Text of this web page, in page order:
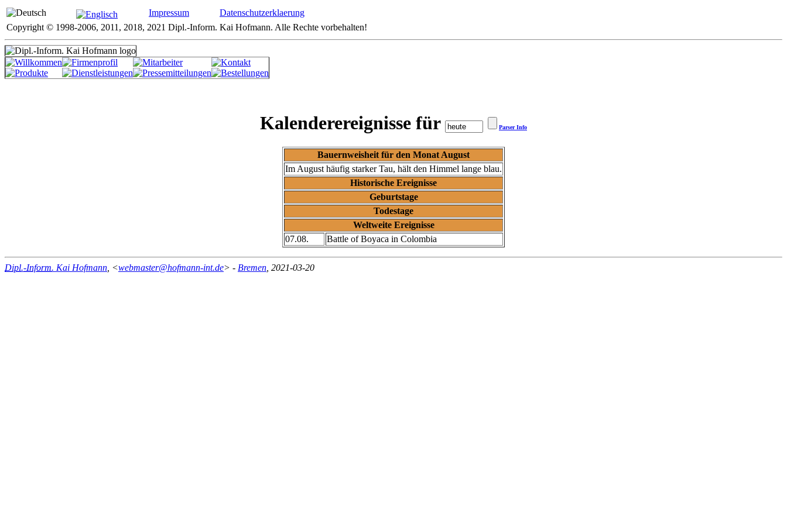
Impressum
Datenschutzerklaerung
Copyright © 1998-2006, 2011, 2018, 2021 Dipl.-Inform. Kai Hofmann. Alle Rechte vorbehalten!
Kalenderereignisse für Parser Info
Bauernweisheit für den Monat August
Im August häufig starker Tau, hält den Himmel lange blau.
Historische Ereignisse
Geburtstage
Todestage
Weltweite Ereignisse
07.08.
Battle of Boyaca in Colombia
Dipl.-Inform. Kai Hofmann , <webmaster@hofmann-int.de> - Bremen , 2021-03-20